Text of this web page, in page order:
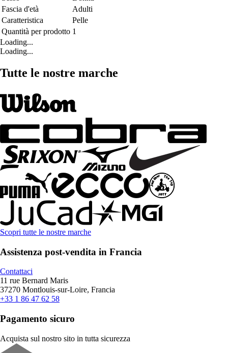
Fascia d'età
Adulti
Caratteristica
Pelle
Quantità per prodotto 1
Loading...
Loading...
Tutte le nostre marche
Scopri tutte le nostre marche
Assistenza post-vendita in Francia
Contattaci
11 rue Bernard Maris
37270 Montlouis-sur-Loire, Francia
+33 1 86 47 62 58
Pagamento sicuro
Acquista sul nostro sito in tutta sicurezza